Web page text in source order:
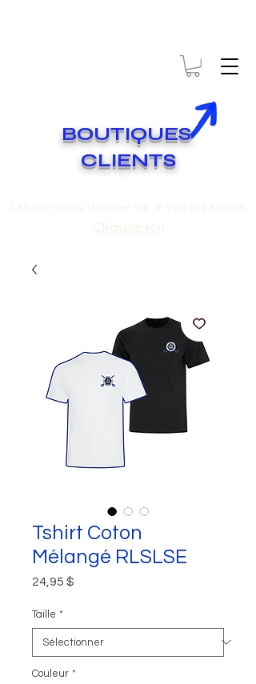
BOUTIQUES
CLIENTS
Tshirt Coton
Mélangé RLSLSE
24,95 $
Taille *
Couleur *